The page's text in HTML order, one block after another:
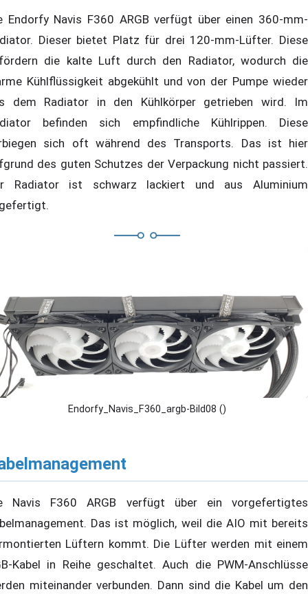
Endorfy Navis F360 ARGB verfügt über einen 360-mm-
Dieser bietet Platz für drei 120-mm-Lüfter. Diese
die kalte Luft durch den Radiator, wodurch die
Kühlflüssigkeit abgekühlt und von der Pumpe wieder
dem Radiator in den Kühlkörper getrieben wird. Im
befinden sich empfindliche Kühlrippen. Diese
sich oft während des Transports. Das ist hier
des guten Schutzes der Verpackung nicht passiert.
Radiator ist schwarz lackiert und aus Aluminium
Endorfy_Navis_F360_argb-Bild08 ()
Navis F360 ARGB verfügt über ein vorgefertigtes
Das ist möglich, weil die AIO mit bereits
Lüftern kommt. Die Lüfter werden mit einem
Kabel in Reihe geschaltet. Auch die PWM-Anschlüsse
miteinander verbunden. Dann sind die Kabel um den